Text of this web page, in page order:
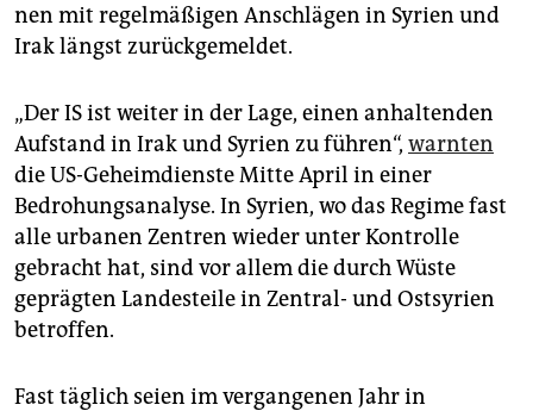
nen mit regelmäßigen Anschlägen in Syrien und
Irak längst zurückgemeldet.
„Der IS ist weiter in der Lage, einen anhaltenden
Aufstand in Irak und Syrien zu führen“, warnten
die US-Geheimdienste Mitte April in einer
Bedrohungsanalyse. In Syrien, wo das Regime fast
alle urbanen Zentren wieder unter Kontrolle
gebracht hat, sind vor allem die durch Wüste
geprägten Landesteile in Zentral- und Ostsyrien
betroffen.
Fast täglich seien im vergangenen Jahr in